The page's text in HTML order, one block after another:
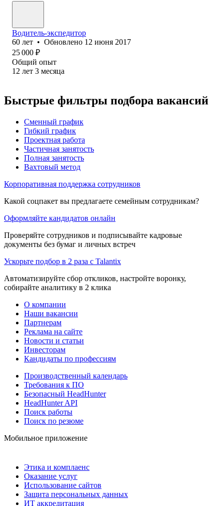
Водитель-экспедитор
60 лет • Обновлено 12 июня 2017
25 000 ₽
Общий опыт
12 лет 3 месяца
Быстрые фильтры подбора вакансий
Сменный график
Гибкий график
Проектная работа
Частичная занятость
Полная занятость
Вахтовый метод
Корпоративная поддержка сотрудников
Какой соцпакет вы предлагаете семейным сотрудникам?
Оформляйте кандидатов онлайн
Проверяйте сотрудников и подписывайте кадровые
документы без бумаг и личных встреч
Ускорьте подбор в 2 раза с Talantix
Автоматизируйте сбор откликов, настройте воронку,
собирайте аналитику в 2 клика
О компании
Наши вакансии
Партнерам
Реклама на сайте
Новости и статьи
Инвесторам
Кандидаты по профессиям
Производственный календарь
Требования к ПО
Безопасный HeadHunter
HeadHunter API
Поиск работы
Поиск по резюме
Мобильное приложение
Этика и комплаенс
Оказание услуг
Использование сайтов
Защита персональных данных
ИТ аккредитация